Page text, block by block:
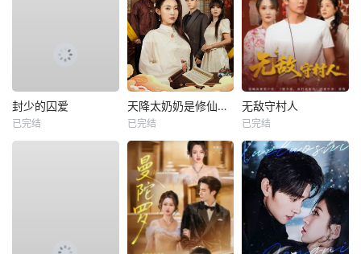
封少的囚爱
已完结
天降太奶奶是修仙老祖
已完结
无敌守村人
已完结